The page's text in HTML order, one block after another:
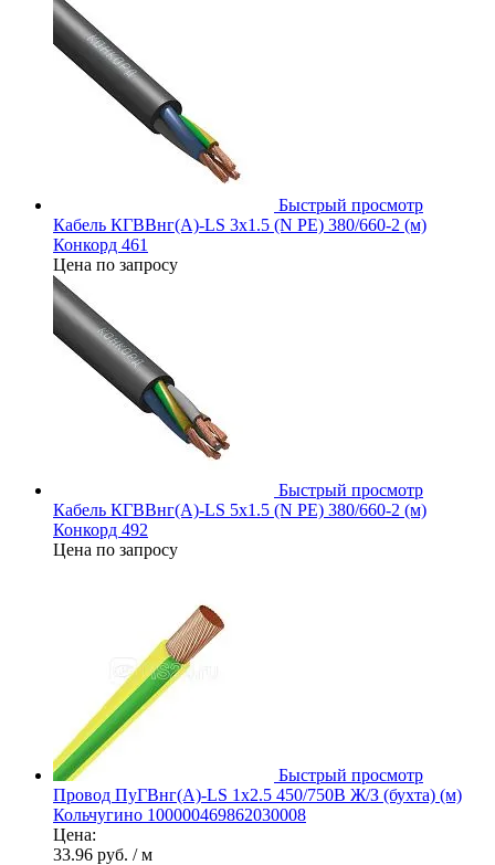
Быстрый просмотр
Кабель КГВВнг(А)-LS 3х1.5 (N PE) 380/660-2 (м)
Конкорд 461
Цена по запросу
Быстрый просмотр
Кабель КГВВнг(А)-LS 5х1.5 (N PE) 380/660-2 (м)
Конкорд 492
Цена по запросу
Быстрый просмотр
Провод ПуГВнг(А)-LS 1х2.5 450/750В Ж/З (бухта) (м)
Кольчугино 100000469862030008
Цена:
33.96 руб. / м